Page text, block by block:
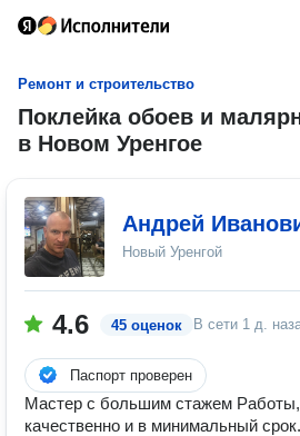
Ремонт и строительство
Поклейка обоев и
в Новом Уренгое
Андрей
Новый Уренгой
4.6 45 оценок В сети 1 д.
Паспорт проверен
Мастер с большим стажем
качественно и в минимальный